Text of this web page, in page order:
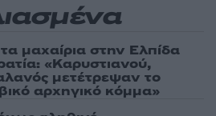
μαχαίρια στην Ελπίδα
«Καρυστιανού,
μετέτρεψαν το
αρχηγικό κόμμα»